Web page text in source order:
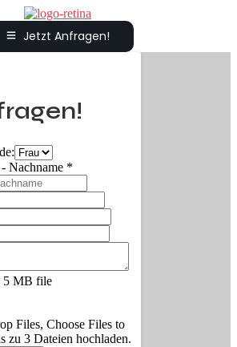
Jetzt Anfragen!
Nachname *
5 MB file
Files, Choose Files to
zu 3 Dateien hochladen.